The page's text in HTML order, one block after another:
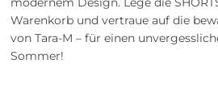
Warenkorb und vertraue auf die
von Tara-M – für einen
Sommer!